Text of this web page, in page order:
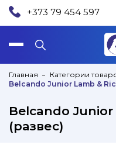
+373 79 454 597
Главная Категории
Belcando Junior Lamb &
Belcando Junior
(развес)